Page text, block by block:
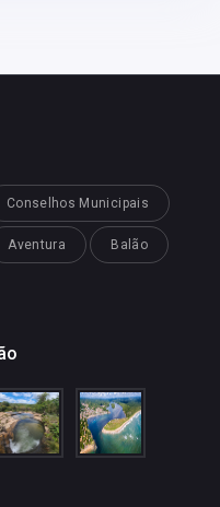
Conselhos Municipais
Aventura Balão